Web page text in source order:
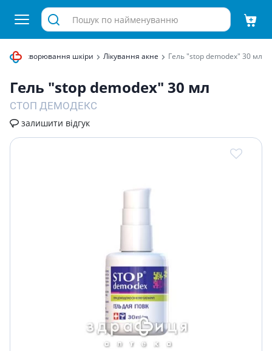
Захворювання шкіри Лікування акне Гель "stop demodex" 30 мл
Гель "stop demodex" 30 мл
СТОП ДЕМОДЕКС
залишити відгук